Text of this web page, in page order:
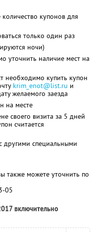
купонов для
только один раз
ночи)
уточнить наличие мест на
необходимо купить купон
krim_enot@list.ru и
желаемого заезда
на месте
своего визита за 5 дней
считается
другими специальными
можете уточнить по
05
включительно